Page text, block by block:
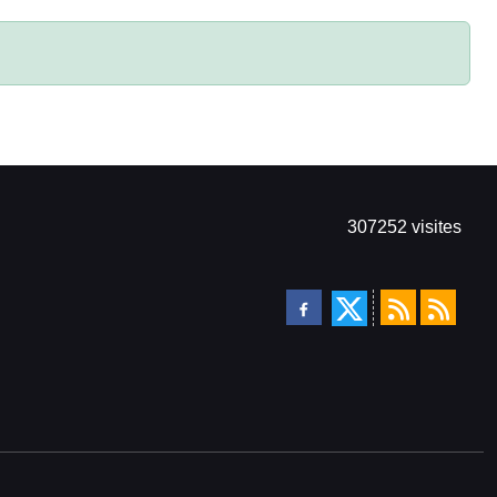
307252 visites